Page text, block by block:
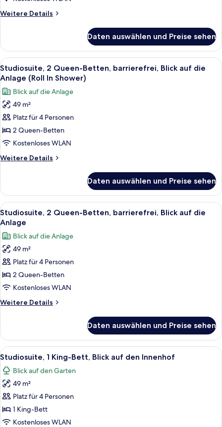
auf
anzeigen
Weitere Details
Weitere
1 King-
Bett,
barrierefrei,
Blick
die
Anlage
Daten auswählen und Preise sehen
Alle
Fotos
für
Studiosuite,
2 Queen-
Betten,
barrierefrei,
Blick
auf
die
(Roll
In
Shower)
anzeigen
Ein ordentlich bezogenes Bett mit
7
Studiosuite, 2 Queen-Betten, barrierefrei, Blick auf die
Anlage (Roll In Shower)
Blick auf die Anlage
49 m²
Platz für 4 Personen
2 Queen-Betten
Kostenloses WLAN
Weitere Details
Weitere
2 Queen-
Betten,
barrierefrei,
Blick
die
Anlage
(Roll
In
Shower)
Daten auswählen und Preise sehen
Alle
Fotos
für
Studiosuite,
2 Queen-
Betten,
barrierefrei,
Blick
auf
die
anzeigen
Ein ordentlich bezogenes Bett mit
7
Studiosuite, 2 Queen-Betten, barrierefrei, Blick auf die
Anlage
Blick auf die Anlage
49 m²
Platz für 4 Personen
2 Queen-Betten
Kostenloses WLAN
Weitere Details
Weitere
2 Queen-
Betten,
barrierefrei,
auf
die
Daten auswählen und Preise sehen
Alle
Fotos
für
Studiosuite,
1 King-
Bett,
Blick
Ein Hotelzimmer mit einem großen
8
Studiosuite, 1 King-Bett, Blick auf den Innenhof
Blick auf den Garten
49 m²
Platz für 4 Personen
1 King-Bett
Kostenloses WLAN